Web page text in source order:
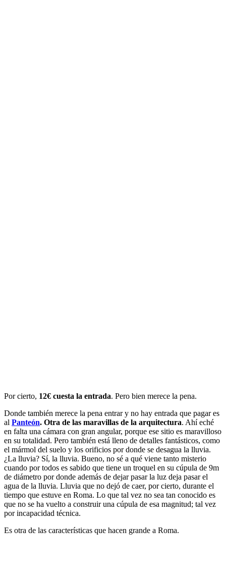
Por cierto, 12€ cuesta la entrada. Pero bien merece la pena.
Donde también merece la pena entrar y no hay entrada que pagar es
al Panteón. Otra de las maravillas de la arquitectura. Ahí eché
en falta una cámara con gran angular, porque ese sitio es maravilloso
en su totalidad. Pero también está lleno de detalles fantásticos, como
el mármol del suelo y los orificios por donde se desagua la lluvia.
¿La lluvia? Sí, la lluvia. Bueno, no sé a qué viene tanto misterio
cuando por todos es sabido que tiene un troquel en su cúpula de 9m
de diámetro por donde además de dejar pasar la luz deja pasar el
agua de la lluvia. Lluvia que no dejó de caer, por cierto, durante el
tiempo que estuve en Roma. Lo que tal vez no sea tan conocido es
que no se ha vuelto a construir una cúpula de esa magnitud; tal vez
por incapacidad técnica.
Es otra de las características que hacen grande a Roma.